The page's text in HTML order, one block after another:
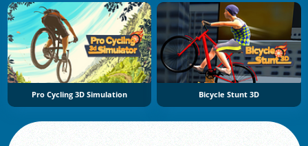
Pro Cycling 3D Simulation Bicycle Stunt 3D